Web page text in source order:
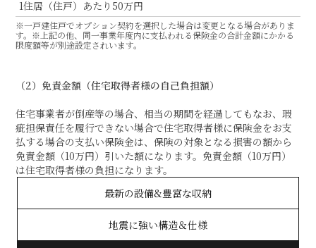
1住居（住戸）あたり50万円
※一戸建住戸でオプション契約を選択した場合は変更となる場合がありま
す。※上記の他、同一事業年度内に支払われる保険金の合計金額にかかる
限度額等が別途設定されいます。
（2）免責金額（住宅取得者様の自己負担額）
住宅事業者が倒産等の場合、相当の期間を経過してもなお、瑕
疵担保責任を履行できない場合で住宅取得者様に保険金をお支
払する場合の支払い保険金は、保険の対象となる損害の額から
免責金額（10万円）引いた額になります。免責金額（10万円）
は住宅取得者様の負担になります。
最新の設備&豊富な収納
地震に強い構造＆仕様